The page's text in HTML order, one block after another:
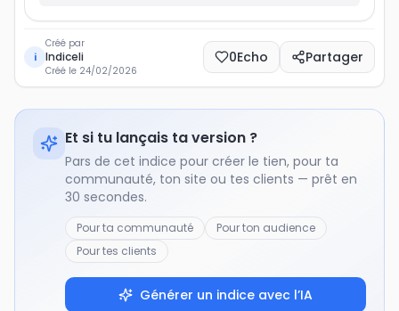
i
Créé par
Indiceli
Créé le 24/02/2026
0Echo Partager
Et si tu lançais ta version ?
Pars de cet indice pour créer le tien, pour ta
communauté, ton site ou tes clients — prêt en
30 secondes.
Pour ta communauté
Pour ton audience
Pour tes clients
Générer un indice avec l’IA